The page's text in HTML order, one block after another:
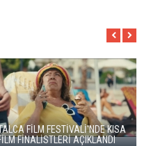
ALTIN KOZA'NIN ONUR ÖDÜLLERİ
FERZAN ÖZPETEK VE VAHİDE
PERÇİN'İN